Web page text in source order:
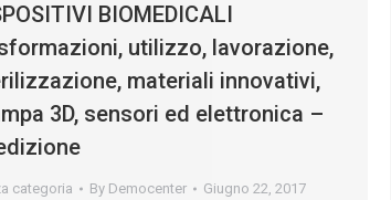
BIOMEDICALI
utilizzo, lavorazione,
materiali innovativi,
3D, sensori ed elettronica –
categoria By Democenter Giugno 22, 2017